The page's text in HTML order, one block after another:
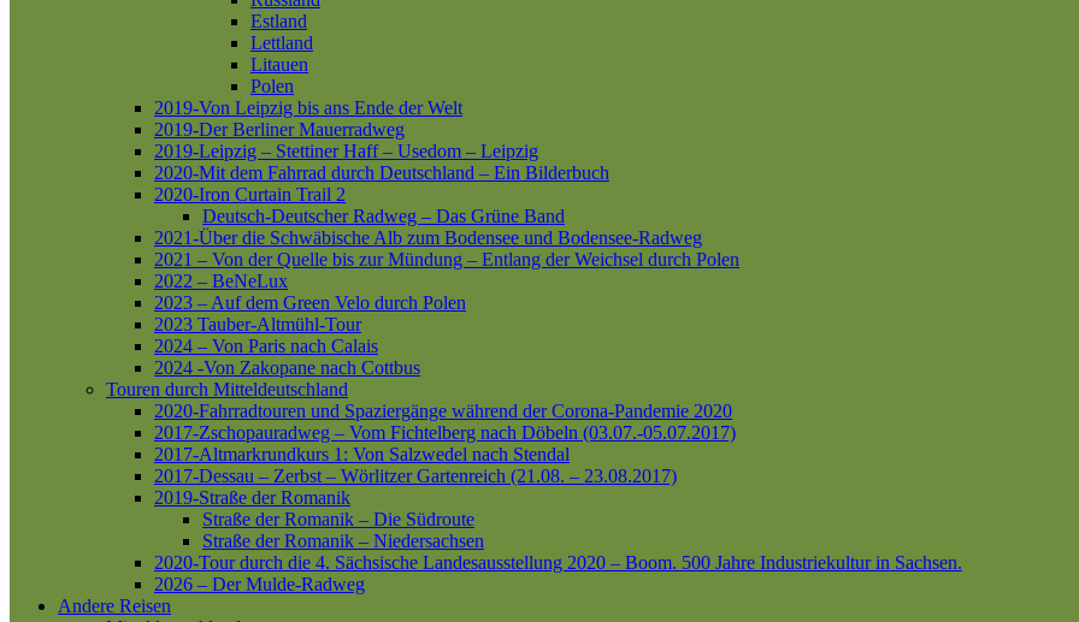
Estland
Lettland
Litauen
Polen
2019-Von Leipzig bis ans Ende der Welt
2019-Der Berliner Mauerradweg
2019-Leipzig – Stettiner Haff – Usedom – Leipzig
2020-Mit dem Fahrrad durch Deutschland – Ein Bilderbuch
2020-Iron Curtain Trail 2
Deutsch-Deutscher Radweg – Das Grüne Band
2021-Über die Schwäbische Alb zum Bodensee und Bodensee-Radweg
2021 – Von der Quelle bis zur Mündung – Entlang der Weichsel durch Polen
2022 – BeNeLux
2023 – Auf dem Green Velo durch Polen
2023 Tauber-Altmühl-Tour
2024 – Von Paris nach Calais
2024 -Von Zakopane nach Cottbus
Touren durch Mitteldeutschland
2020-Fahrradtouren und Spaziergänge während der Corona-Pandemie 2020
2017-Zschopauradweg – Vom Fichtelberg nach Döbeln (03.07.-05.07.2017)
2017-Altmarkrundkurs 1: Von Salzwedel nach Stendal
2017-Dessau – Zerbst – Wörlitzer Gartenreich (21.08. – 23.08.2017)
2019-Straße der Romanik
Straße der Romanik – Die Südroute
Straße der Romanik – Niedersachsen
2020-Tour durch die 4. Sächsische Landesausstellung 2020 – Boom. 500 Jahre Industriekultur in Sachsen.
2026 – Der Mulde-Radweg
Andere Reisen